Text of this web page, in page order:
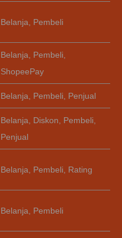
Belanja, Pembeli
Belanja, Pembeli,
ShopeePay
Belanja, Pembeli, Penjual
Belanja, Diskon, Pembeli,
Penjual
Belanja, Pembeli, Rating
Belanja, Pembeli